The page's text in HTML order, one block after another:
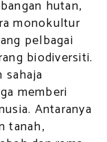
hutan,
monokultur
pelbagai
biodiversiti.
sahaja
memberi
Antaranya
tanah,